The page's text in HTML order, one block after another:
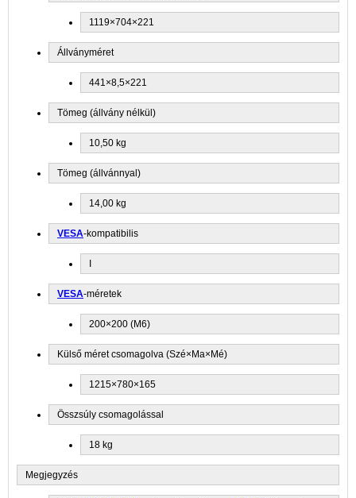
1119×704×221
Állványméret
441×8,5×221
Tömeg (állvány nélkül)
10,50 kg
Tömeg (állvánnyal)
14,00 kg
VESA-kompatibilis
I
VESA-méretek
200×200 (M6)
Külső méret csomagolva (Szé×Ma×Mé)
1215×780×165
Összsúly csomagolással
18 kg
Megjegyzés